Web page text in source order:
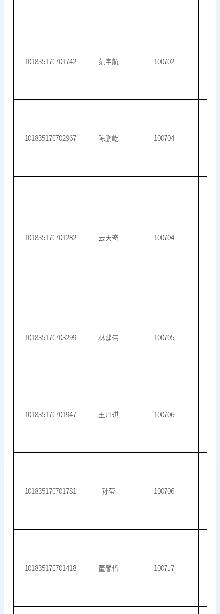
101835170701742 范宇航 100702
101835170702967 陈鹏屹 100704
101835170701282 云天奇 100704
101835170703299 林建伟 100705
101835170701947 王丹琪 100706
101835170701781 孙莹 100706
101835170701418 董馨哲 1007J7